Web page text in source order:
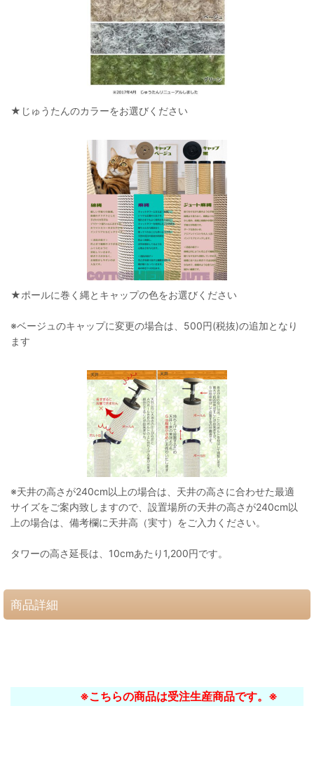
★じゅうたんのカラーをお選びください
★ポールに巻く縄とキャップの色をお選びください
※ベージュのキャップに変更の場合は、500円(税抜)の追加となり
ます
※天井の高さが240cm以上の場合は、天井の高さに合わせた最適
サイズをご案内致しますので、設置場所の天井の高さが240cm以
上の場合は、備考欄に天井高（実寸）をご入力ください。
タワーの高さ延長は、10cmあたり1,200円です。
商品詳細
※こちらの商品は受注生産商品です。※